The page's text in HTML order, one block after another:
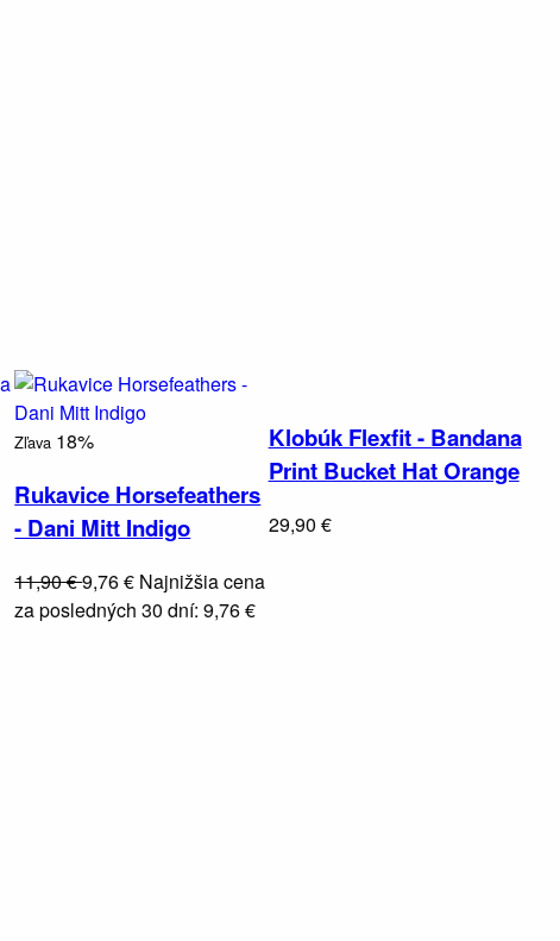
Zľava 18%
Rukavice Horsefeathers
- Dani Mitt Indigo
11,90 €9,76 € Najnižšia cena
za posledných 30 dní: 9,76 €
Klobúk Flexfit - Bandana
Print Bucket Hat Orange
29,90 €